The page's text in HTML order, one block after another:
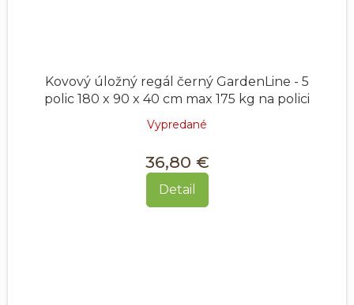
Kovový úložný regál černý GardenLine - 5
polic 180 x 90 x 40 cm max 175 kg na polici
Vypredané
36,80 €
Detail